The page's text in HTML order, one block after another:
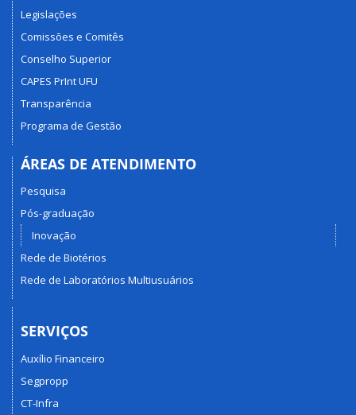
Legislações
Comissões e Comitês
Conselho Superior
CAPES PrInt UFU
Transparência
Programa de Gestão
ÁREAS DE ATENDIMENTO
Pesquisa
Pós-graduação
Inovação
Rede de Biotérios
Rede de Laboratórios Multiusuários
SERVIÇOS
Auxílio Financeiro
Segpropp
CT-Infra